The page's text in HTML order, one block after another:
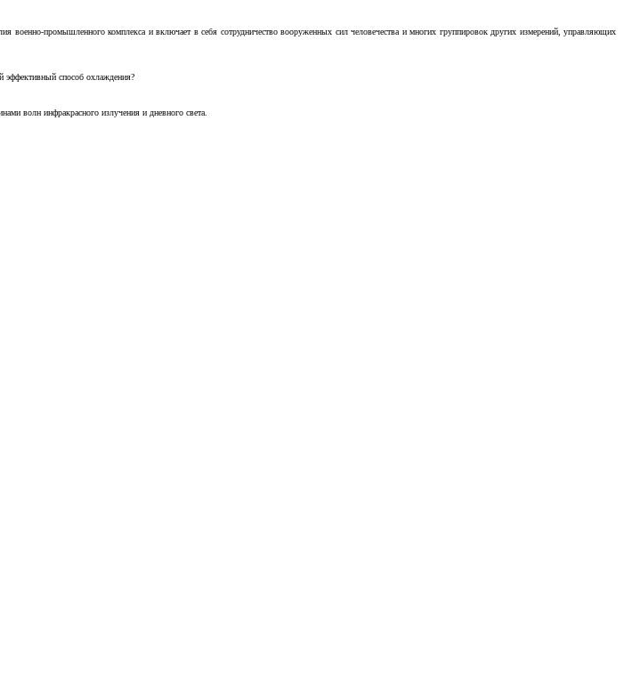
военно-промышленного комплекса и включает в себя сотрудничество вооруженных сил человечества и многих группировок других измерений, управляющих
эффективный способ охлаждения?
волн инфракрасного излучения и дневного света.